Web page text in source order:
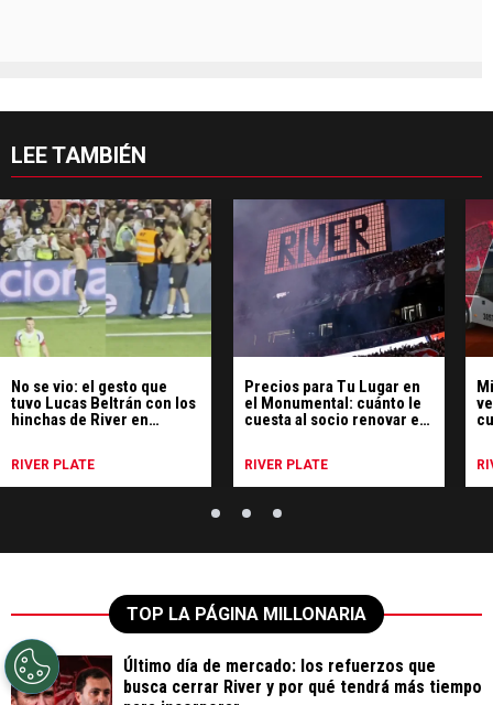
LEE TAMBIÉN
No se vio: el gesto que
tuvo Lucas Beltrán con los
hinchas de River en
RIVER PLATE
Precios para Tu Lugar en
el Monumental: cuánto le
cuesta al socio renovar el
RIVER PLATE
TOP LA PÁGINA MILLONARIA
Último día de mercado: los refuerzos que
busca cerrar River y por qué tendrá más tiempo